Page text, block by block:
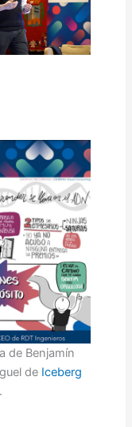
de Benjamín
de Iceberg
.